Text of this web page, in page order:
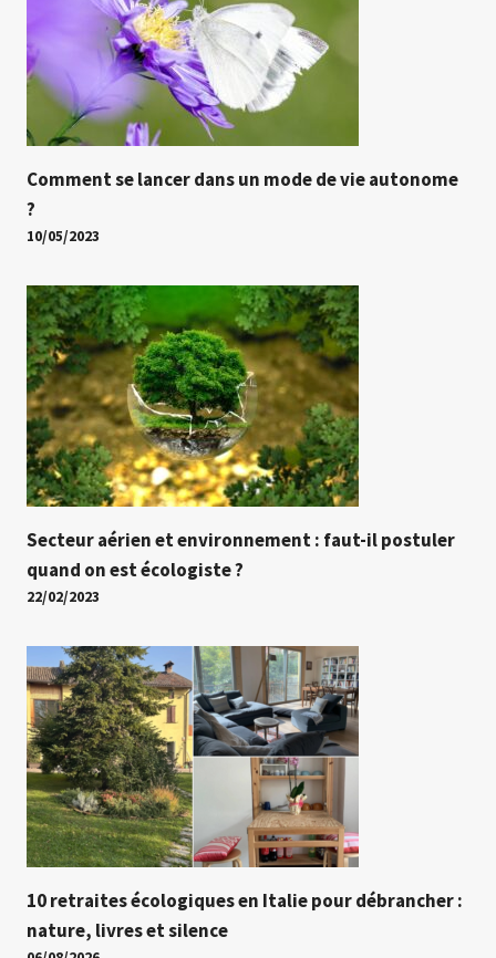
Comment se lancer dans un mode de vie autonome
?
10/05/2023
Secteur aérien et environnement : faut-il postuler
quand on est écologiste ?
22/02/2023
10 retraites écologiques en Italie pour débrancher :
nature, livres et silence